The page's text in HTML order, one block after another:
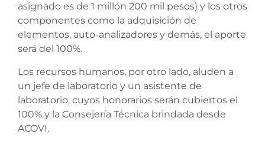
asignado es de 1 millón 200 mil pesos) y los otros
componentes como la adquisición de
elementos, auto-analizadores y demás, el aporte
será del 100%.
Los recursos humanos, por otro lado, aluden a
un jefe de laboratorio y un asistente de
laboratorio, cuyos honorarios serán cubiertos el
100% y la Consejería Técnica brindada desde
ACOVI.